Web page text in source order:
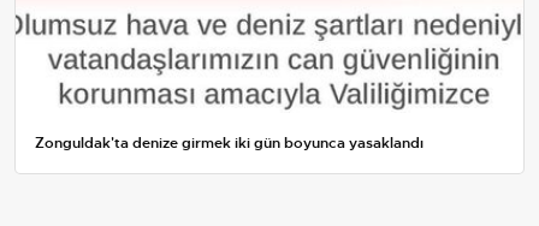
Zonguldak'ta denize girmek iki gün boyunca yasaklandı